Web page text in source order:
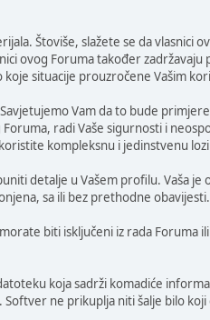
Štoviše, slažete se da
ovog Foruma također
situacije prouzročene Vašim
Vam da to bude
radi Vaše sigurnosti i
kompleksnu i jedinstvenu
detalje u Vašem profilu. Vaša
sa ili bez prethodne
biti isključeni iz rada Foruma
koja sadrži komadiće
ne prikuplja niti šalje bilo